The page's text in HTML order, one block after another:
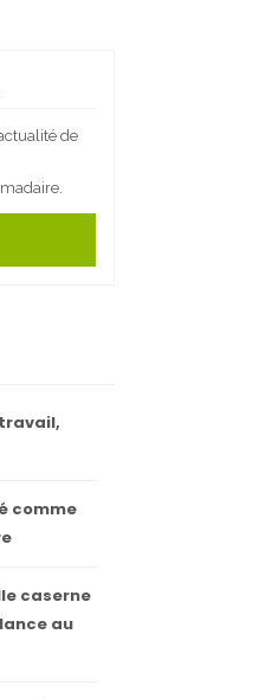
de
comme
caserne
au